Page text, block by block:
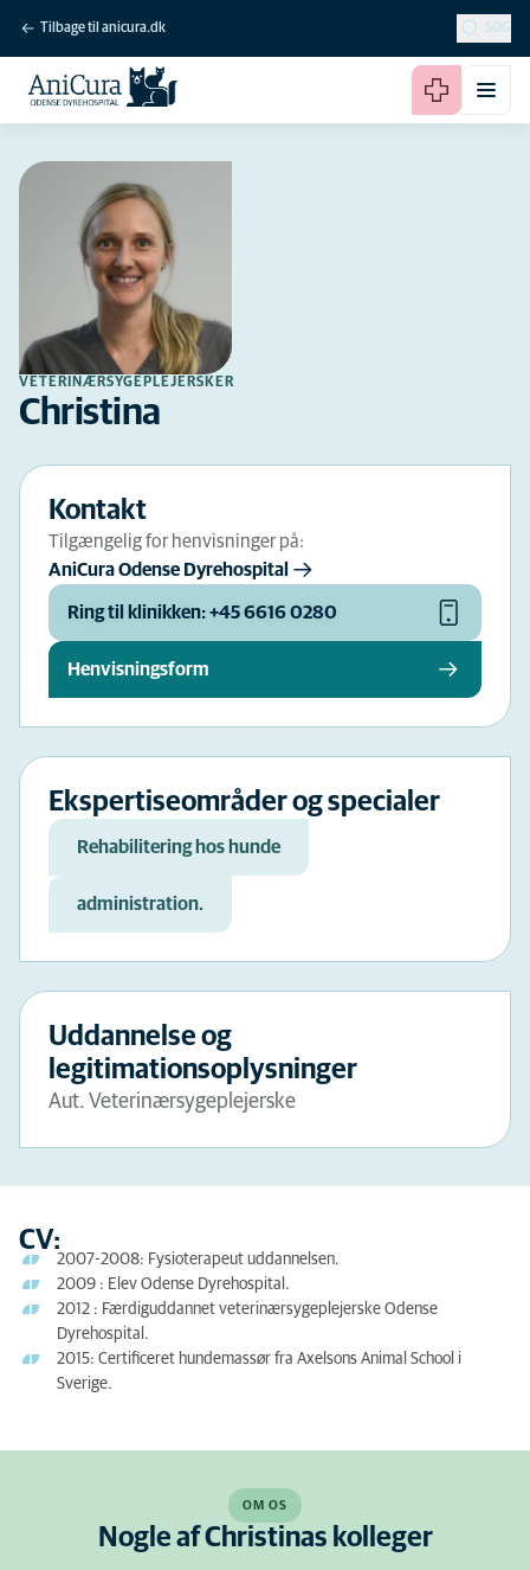
Tilbage til anicura.dk SØG
VETERINÆRSYGEPLEJERSKER
Christina
Kontakt
Tilgængelig for henvisninger på:
AniCura Odense Dyrehospital
Ring til klinikken: +45 6616 0280
Henvisningsform
Ekspertiseområder og specialer
Rehabilitering hos hunde
administration.
Uddannelse og
legitimationsoplysninger
Aut. Veterinærsygeplejerske
CV:
2007-2008: Fysioterapeut uddannelsen.
2009 : Elev Odense Dyrehospital.
2012 : Færdiguddannet veterinærsygeplejerske Odense
Dyrehospital.
2015: Certificeret hundemassør fra Axelsons Animal School i
Sverige.
OM OS
Nogle af Christinas kolleger